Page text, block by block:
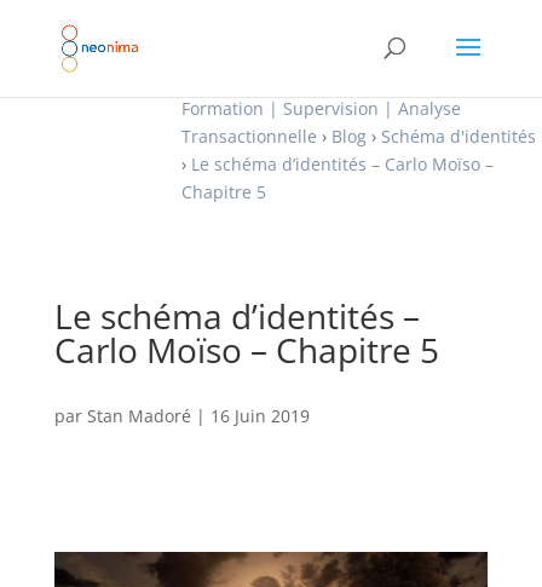
Formation | Supervision | Analyse
Transactionnelle › Blog › Schéma d'identités
› Le schéma d’identités – Carlo Moïso –
Chapitre 5
Le schéma d’identités –
Carlo Moïso – Chapitre 5
par Stan Madoré | 16 Juin 2019